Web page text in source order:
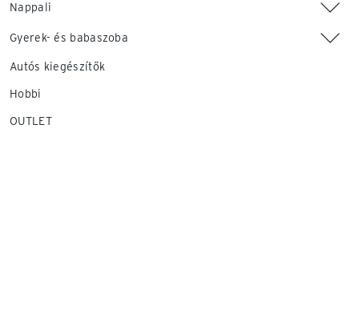
Nappali
Gyerek- és babaszoba
Autós kiegészítők
Hobbi
OUTLET